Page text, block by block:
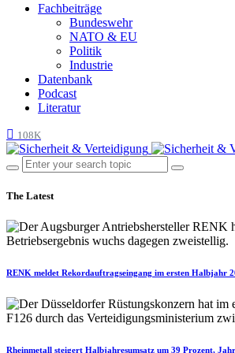
Fachbeiträge
Bundeswehr
NATO & EU
Politik
Industrie
Datenbank
Podcast
Literatur
108K
The Latest
RENK meldet Rekordauftragseingang im ersten Halbjahr
Rheinmetall steigert Halbjahresumsatz um 39 Prozent,